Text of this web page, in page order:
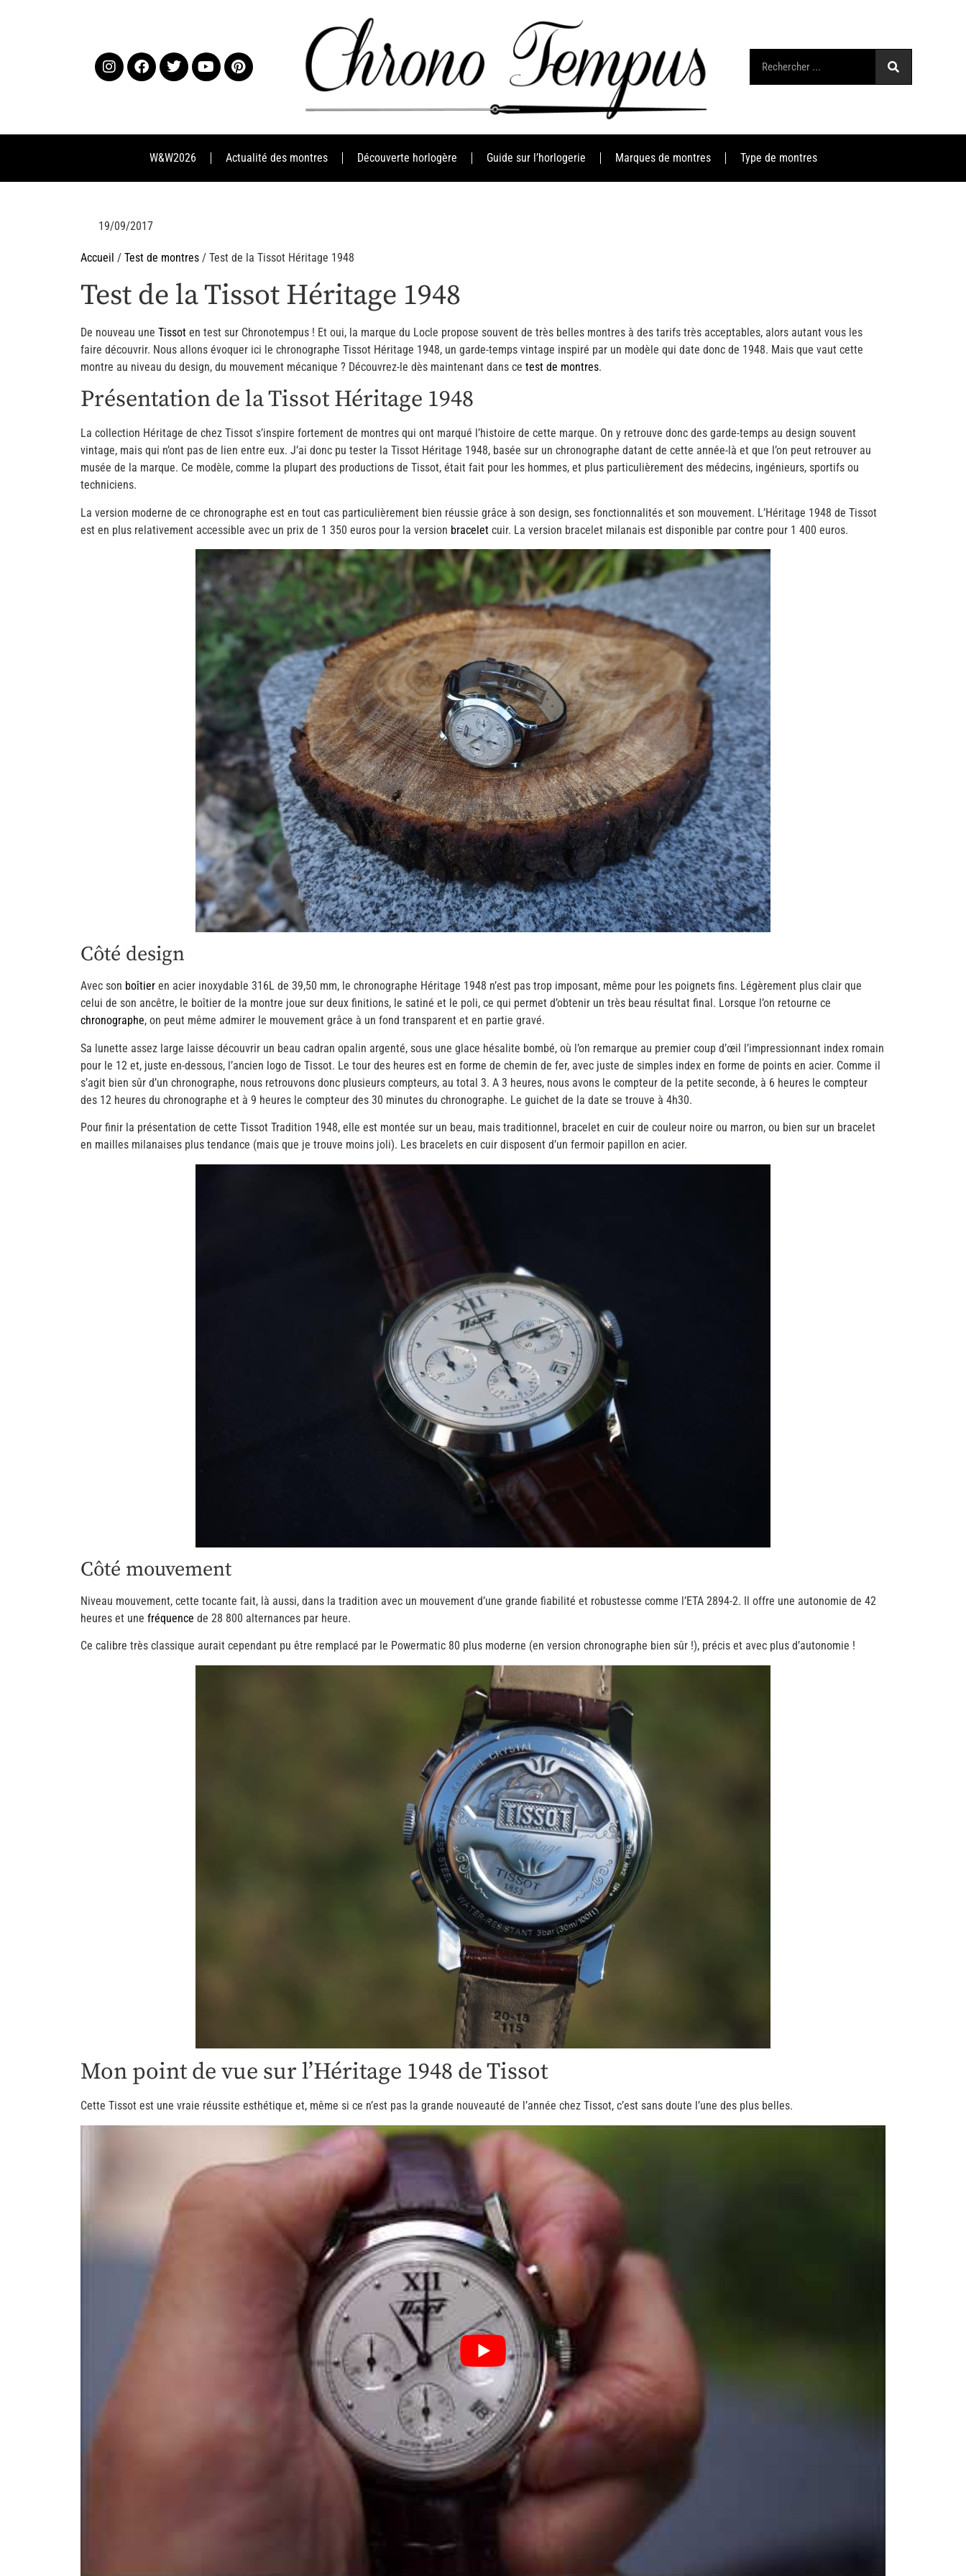
W&W2026 Actualité des montres Découverte horlogère Guide sur l’horlogerie Marques de montres Type de montres
19/09/2017
Accueil / Test de montres / Test de la Tissot Héritage 1948
Test de la Tissot Héritage 1948
De nouveau une Tissot en test sur Chronotempus ! Et oui, la marque du Locle propose souvent de très belles montres à des tarifs très acceptables, alors autant vous les
faire découvrir. Nous allons évoquer ici le chronographe Tissot Héritage 1948, un garde-temps vintage inspiré par un modèle qui date donc de 1948. Mais que vaut cette
montre au niveau du design, du mouvement mécanique ? Découvrez-le dès maintenant dans ce test de montres.
Présentation de la Tissot Héritage 1948
La collection Héritage de chez Tissot s’inspire fortement de montres qui ont marqué l’histoire de cette marque. On y retrouve donc des garde-temps au design souvent
vintage, mais qui n’ont pas de lien entre eux. J’ai donc pu tester la Tissot Héritage 1948, basée sur un chronographe datant de cette année-là et que l’on peut retrouver au
musée de la marque. Ce modèle, comme la plupart des productions de Tissot, était fait pour les hommes, et plus particulièrement des médecins, ingénieurs, sportifs ou
techniciens.
La version moderne de ce chronographe est en tout cas particulièrement bien réussie grâce à son design, ses fonctionnalités et son mouvement. L’Héritage 1948 de Tissot
est en plus relativement accessible avec un prix de 1 350 euros pour la version bracelet cuir. La version bracelet milanais est disponible par contre pour 1 400 euros.
Côté design
Avec son boîtier en acier inoxydable 316L de 39,50 mm, le chronographe Héritage 1948 n’est pas trop imposant, même pour les poignets fins. Légèrement plus clair que
celui de son ancêtre, le boîtier de la montre joue sur deux finitions, le satiné et le poli, ce qui permet d’obtenir un très beau résultat final. Lorsque l’on retourne ce
chronographe, on peut même admirer le mouvement grâce à un fond transparent et en partie gravé.
Sa lunette assez large laisse découvrir un beau cadran opalin argenté, sous une glace hésalite bombé, où l’on remarque au premier coup d’œil l’impressionnant index romain
pour le 12 et, juste en-dessous, l’ancien logo de Tissot. Le tour des heures est en forme de chemin de fer, avec juste de simples index en forme de points en acier. Comme il
s’agit bien sûr d’un chronographe, nous retrouvons donc plusieurs compteurs, au total 3. A 3 heures, nous avons le compteur de la petite seconde, à 6 heures le compteur
des 12 heures du chronographe et à 9 heures le compteur des 30 minutes du chronographe. Le guichet de la date se trouve à 4h30.
Pour finir la présentation de cette Tissot Tradition 1948, elle est montée sur un beau, mais traditionnel, bracelet en cuir de couleur noire ou marron, ou bien sur un bracelet
en mailles milanaises plus tendance (mais que je trouve moins joli). Les bracelets en cuir disposent d’un fermoir papillon en acier.
Côté mouvement
Niveau mouvement, cette tocante fait, là aussi, dans la tradition avec un mouvement d’une grande fiabilité et robustesse comme l’ETA 2894-2. Il offre une autonomie de 42
heures et une fréquence de 28 800 alternances par heure.
Ce calibre très classique aurait cependant pu être remplacé par le Powermatic 80 plus moderne (en version chronographe bien sûr !), précis et avec plus d’autonomie !
Mon point de vue sur l’Héritage 1948 de Tissot
Cette Tissot est une vraie réussite esthétique et, même si ce n’est pas la grande nouveauté de l’année chez Tissot, c’est sans doute l’une des plus belles.